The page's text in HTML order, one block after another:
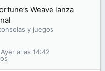
Weave lanza
y juegos
Ayer a las 14:42